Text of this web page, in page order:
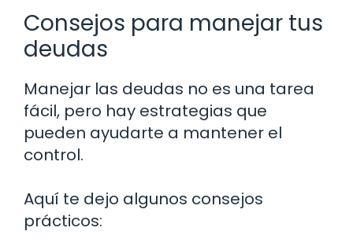
Consejos para manejar tus
deudas
Manejar las deudas no es una tarea
fácil, pero hay estrategias que
pueden ayudarte a mantener el
control.
Aquí te dejo algunos consejos
prácticos: